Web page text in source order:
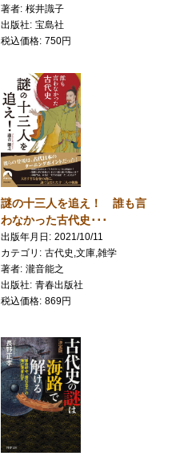
著者 桜井識子
出版社
宝島社
税込価格 750円
謎の十三人を追え！ 誰も言
わなかった古代史･･･
出版年月日
2021/10/11
カテゴリ
古代史,文庫,雑学
著者 瀧音能之
出版社
青春出版社
税込価格 869円